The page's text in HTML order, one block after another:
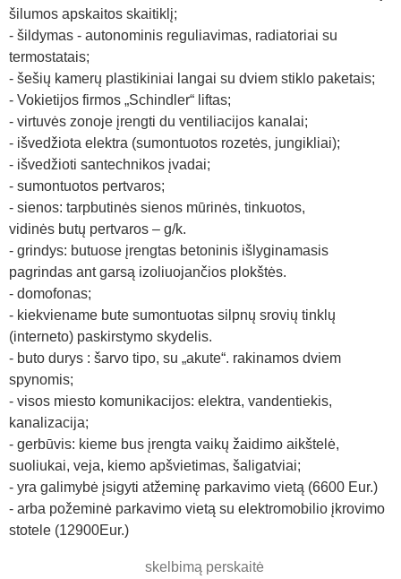
šilumos apskaitos skaitiklį;
- šildymas - autonominis reguliavimas, radiatoriai su
termostatais;
- šešių kamerų plastikiniai langai su dviem stiklo paketais;
- Vokietijos firmos „Schindler“ liftas;
- virtuvės zonoje įrengti du ventiliacijos kanalai;
- išvedžiota elektra (sumontuotos rozetės, jungikliai);
- išvedžioti santechnikos įvadai;
- sumontuotos pertvaros;
- sienos: tarpbutinės sienos mūrinės, tinkuotos,
vidinės butų pertvaros – g/k.
- grindys: butuose įrengtas betoninis išlyginamasis
pagrindas ant garsą izoliuojančios plokštės.
- domofonas;
- kiekviename bute sumontuotas silpnų srovių tinklų
(interneto) paskirstymo skydelis.
- buto durys : šarvo tipo, su „akute“. rakinamos dviem
spynomis;
- visos miesto komunikacijos: elektra, vandentiekis,
kanalizacija;
- gerbūvis: kieme bus įrengta vaikų žaidimo aikštelė,
suoliukai, veja, kiemo apšvietimas, šaligatviai;
- yra galimybė įsigyti atžeminę parkavimo vietą (6600 Eur.)
- arba požeminė parkavimo vietą su elektromobilio įkrovimo
stotele (12900Eur.)
skelbimą perskaitė